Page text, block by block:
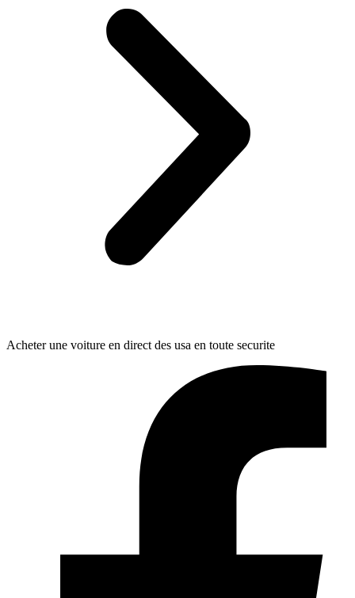
Acheter une voiture en direct des usa en toute securite